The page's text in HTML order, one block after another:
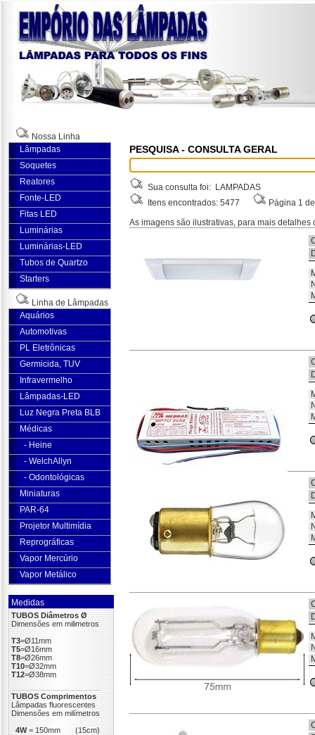
Nossa Linha
Lâmpadas
Soquetes
Reatores
Fonte-LED
Fitas LED
Luminárias
Luminárias-LED
Tubos de Quartzo
Starters
Linha de Lâmpadas
Aquários
Automotivas
PL Eletrônicas
Germicida, TUV
Infravermelho
Lâmpadas-LED
Luz Negra Preta BLB
Médicas
- Heine
- WelchAllyn
- Odontológicas
Miniaturas
PAR-64
Projetor Multimídia
Reprográficas
Vapor Mercúrio
Vapor Metálico
Medidas
TUBOS Diâmetros Ø
Dimensões em milimetros
T3=Ø11mm
T5=Ø16mm
T8=Ø26mm
T10=Ø32mm
T12=Ø38mm
TUBOS Comprimentos
Lâmpadas fluorescentes
Dimensões em milímetros
4W= 150mm (15cm)
PESQUISA - CONSULTA GERAL
Sua consulta foi: LAMPADAS
Itens encontrados: 5477
Página 1
As imagens são ilustrativas, para mais